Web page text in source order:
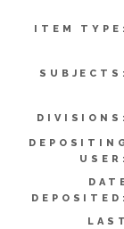
ITEM TYPE:
SUBJECTS:
DIVISIONS:
USER:
DEPOSITED:
LAST